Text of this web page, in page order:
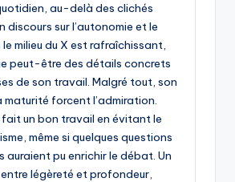
au-delà des clichés
discours sur l’autonomie et le
milieu du X est rafraîchissant,
peut-être des détails concrets
de son travail. Malgré tout, son
maturité forcent l’admiration.
fait un bon travail en évitant le
même si quelques questions
auraient pu enrichir le débat. Un
légèreté et profondeur,